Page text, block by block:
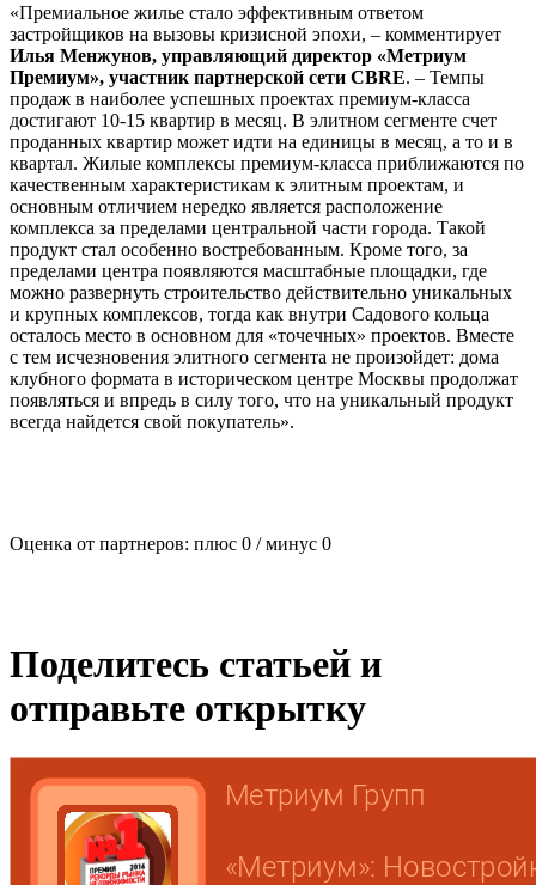
«Премиальное жилье стало эффективным ответом
застройщиков на вызовы кризисной эпохи, – комментирует
Илья Менжунов, управляющий директор «Метриум
Премиум», участник партнерской сети CBRE. – Темпы
продаж в наиболее успешных проектах премиум-класса
достигают 10-15 квартир в месяц. В элитном сегменте счет
проданных квартир может идти на единицы в месяц, а то и в
квартал. Жилые комплексы премиум-класса приближаются по
качественным характеристикам к элитным проектам, и
основным отличием нередко является расположение
комплекса за пределами центральной части города. Такой
продукт стал особенно востребованным. Кроме того, за
пределами центра появляются масштабные площадки, где
можно развернуть строительство действительно уникальных
и крупных комплексов, тогда как внутри Садового кольца
осталось место в основном для «точечных» проектов. Вместе
с тем исчезновения элитного сегмента не произойдет: дома
клубного формата в историческом центре Москвы продолжат
появляться и впредь в силу того, что на уникальный продукт
всегда найдется свой покупатель».
Оценка от партнеров: плюс 0 / минус 0
Поделитесь статьей и
отправьте открытку